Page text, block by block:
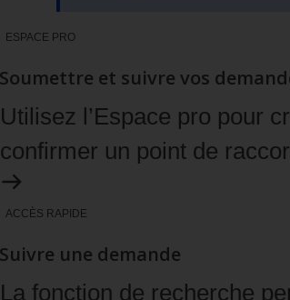
ESPACE PRO
Soumettre et suivre vos
Utilisez l’Espace pro pour
confirmer un point de
ACCÈS RAPIDE
Suivre une demande
La fonction de recherche